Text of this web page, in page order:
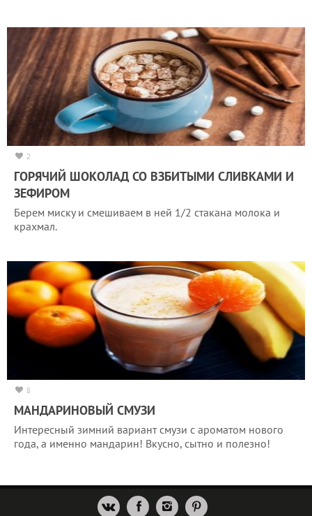
2
ГОРЯЧИЙ ШОКОЛАД СО ВЗБИТЫМИ СЛИВКАМИ И
ЗЕФИРОМ
Берем миску и смешиваем в ней 1/2 стакана молока и
крахмал.
8
МАНДАРИНОВЫЙ СМУЗИ
Интересный зимний вариант смузи с ароматом нового
года, а именно мандарин! Вкусно, сытно и полезно!